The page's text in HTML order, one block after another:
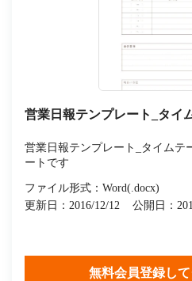
営業日報テンプレート_タイ
営業日報テンプレート_タイムテ
ートです
ファイル形式：Word(.docx)
更新日：2016/12/12
公開日：
無料会員登録し